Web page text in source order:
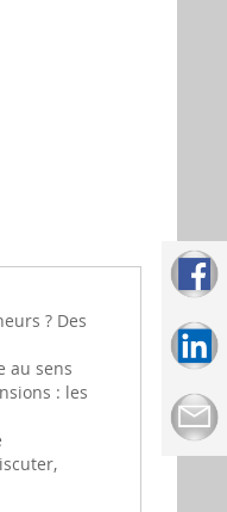
? Des
au sens
: les